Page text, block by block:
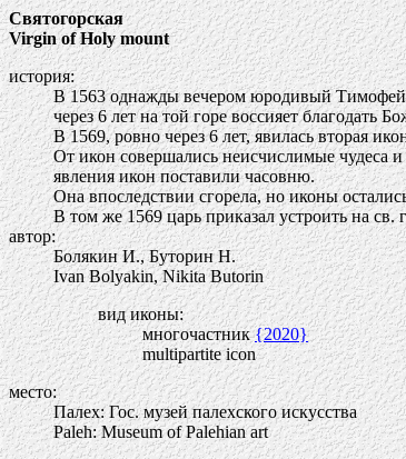
Святогорская
Virgin of Holy mount
история:
В 1563 однажды вечером юродивый Тимофей
через 6 лет на той горе воссияет благодать
В 1569, ровно через 6 лет, явилась вторая
От икон совершались неисчислимые чудеса
явления икон поставили часовню.
Она впоследствии сгорела, но иконы
В том же 1569 царь приказал устроить на
автор:
Болякин И., Буторин Н.
Ivan Bolyakin, Nikita Butorin
вид иконы:
многочастник{2020}
multipartite icon
место:
Палех: Гос. музей палехского искусства
Paleh: Museum of Palehian art